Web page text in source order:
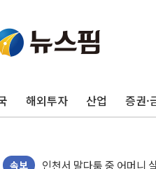
해외투자 산업 증권·
속보
평택 진위면 공장서 질식
포항 블루밸리 국가산단
상주 낙동강 선착장 하류
[종합] 김민석, 정청래에
인천서 말다툼 중 어머니